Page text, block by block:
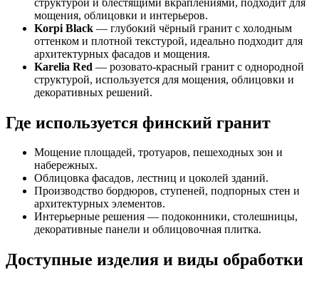
мощения, облицовки и интерьеров.
Korpi Black — глубокий чёрный гранит с холодным
оттенком и плотной текстурой, идеально подходит для
архитектурных фасадов и мощения.
Karelia Red — розовато-красный гранит с однородной
структурой, используется для мощения, облицовки и
декоративных решений.
Где используется финский гранит
Мощение площадей, тротуаров, пешеходных зон и
набережных.
Облицовка фасадов, лестниц и цоколей зданий.
Производство бордюров, ступеней, подпорных стен и
архитектурных элементов.
Интерьерные решения — подоконники, столешницы,
декоративные панели и облицовочная плитка.
Доступные изделия и виды обработки